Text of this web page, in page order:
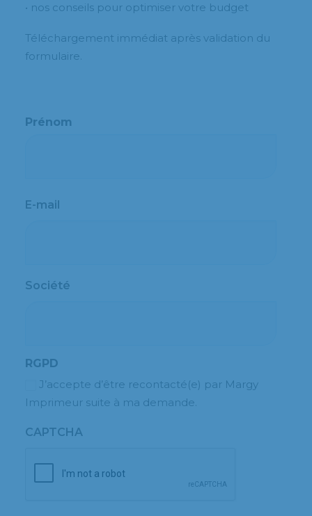
• nos conseils pour optimiser votre budget
Téléchargement immédiat après validation du
formulaire.
Prénom
E-mail
Société
RGPD
J’accepte d’être recontacté(e) par Margy
Imprimeur suite à ma demande.
CAPTCHA